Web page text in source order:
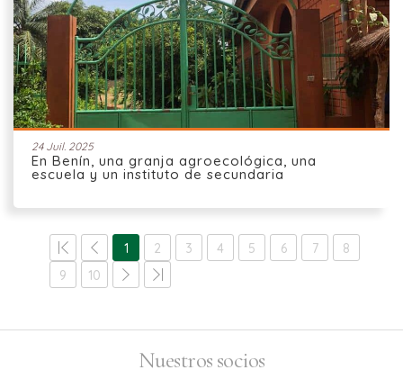
24 Juil. 2025
En Benín, una granja agroecológica, una
escuela y un instituto de secundaria
1 2 3 4 5 6 7
8
9
10
Nuestros socios